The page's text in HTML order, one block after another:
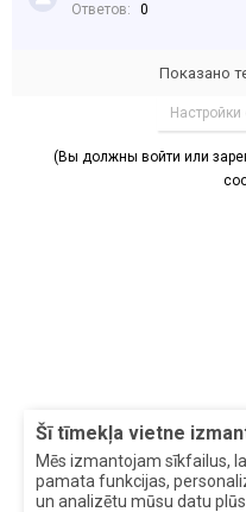
Šī tīmekļa vietne
Mēs izmantojam sīkfailus,
pamata funkcijas,
un analizētu mūsu datu
Ответов:
0
Показано
(Вы должны войти или